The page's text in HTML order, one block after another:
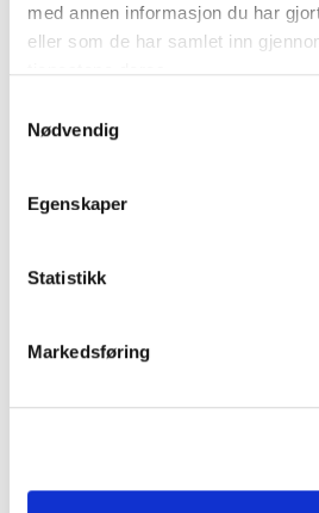
med annen informasjon du har
eller som de har samlet inn
Nødvendig
Egenskaper
Statistikk
Markedsføring
kontraktsperiode ga 44 – 222
Dignios omsetning økte fra
Se hele rapporten.
Dignio leverer også en